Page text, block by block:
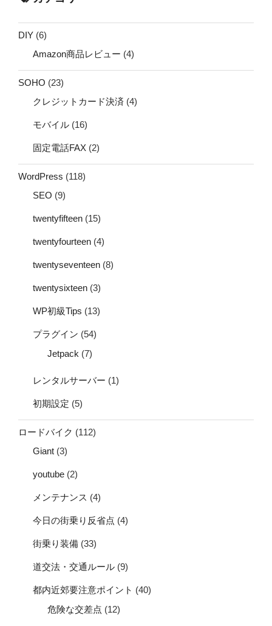
DIY (6)
Amazon商品レビュー (4)
SOHO (23)
クレジットカード決済 (4)
モバイル (16)
固定電話FAX (2)
WordPress (118)
SEO (9)
twentyfifteen (15)
twentyfourteen (4)
twentyseventeen (8)
twentysixteen (3)
WP初級Tips (13)
プラグイン (54)
Jetpack (7)
レンタルサーバー (1)
初期設定 (5)
ロードバイク (112)
Giant (3)
youtube (2)
メンテナンス (4)
今日の街乗り反省点 (4)
街乗り装備 (33)
道交法・交通ルール (9)
都内近郊要注意ポイント (40)
危険な交差点 (12)